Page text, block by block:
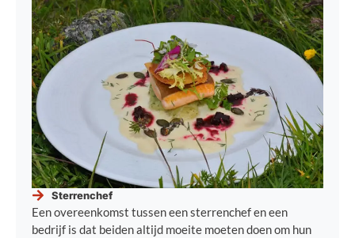
Sterrenchef
Een overeenkomst tussen een sterrenchef en een
bedrijf is dat beiden altijd moeite moeten doen om hun